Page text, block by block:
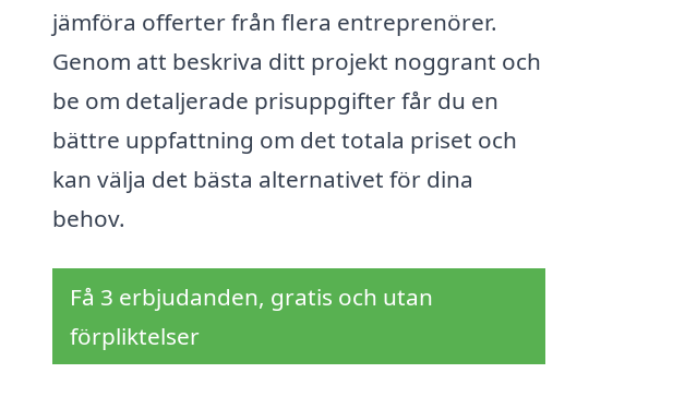
jämföra offerter från flera entreprenörer.
Genom att beskriva ditt projekt noggrant och
be om detaljerade prisuppgifter får du en
bättre uppfattning om det totala priset och
kan välja det bästa alternativet för dina
behov.
Få 3 erbjudanden, gratis och utan
förpliktelser